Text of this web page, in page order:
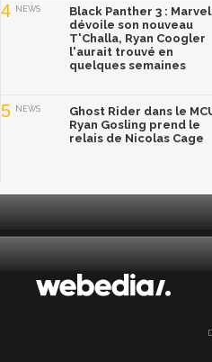
4 NEWS
Black Panther 3 : Marvel
dévoile son nouveau
T'Challa, Ryan Coogler
l'aurait trouvé en
quelques semaines
5 NEWS
Ghost Rider dans le
Ryan Gosling prend le
relais de Nicolas Cage